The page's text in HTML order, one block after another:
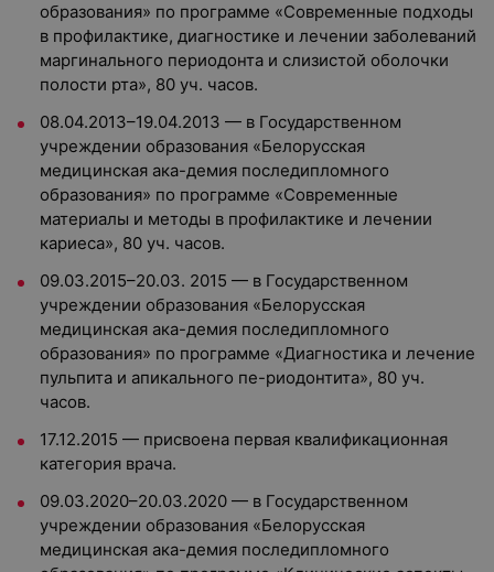
образования» по программе «Современные подходы
в профилактике, диагностике и лечении заболеваний
маргинального периодонта и слизистой оболочки
полости рта», 80 уч. часов.
08.04.2013–19.04.2013 — в Государственном
учреждении образования «Белорусская
медицинская ака-демия последипломного
образования» по программе «Современные
материалы и методы в профилактике и лечении
кариеса», 80 уч. часов.
09.03.2015–20.03. 2015 — в Государственном
учреждении образования «Белорусская
медицинская ака-демия последипломного
образования» по программе «Диагностика и лечение
пульпита и апикального пе-риодонтита», 80 уч.
часов.
17.12.2015 — присвоена первая квалификационная
категория врача.
09.03.2020–20.03.2020 — в Государственном
учреждении образования «Белорусская
медицинская ака-демия последипломного